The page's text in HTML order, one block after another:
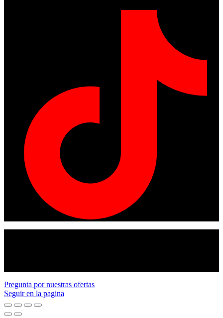
Pregunta por nuestras ofertas
Seguir en la pagina